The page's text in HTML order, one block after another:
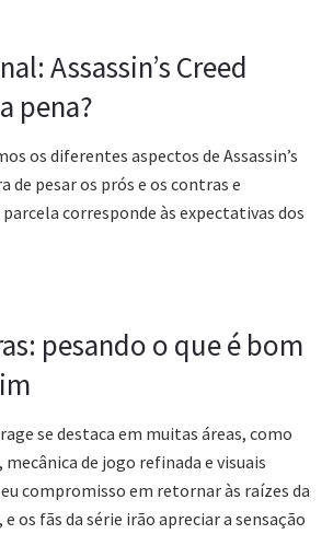
Assassin’s Creed
pena?
os diferentes aspectos de Assassin’s
de pesar os prós e os contras e
corresponde às expectativas dos
pesando o que é bom
se destaca em muitas áreas, como
de jogo refinada e visuais
compromisso em retornar às raízes da
os fãs da série irão apreciar a sensação